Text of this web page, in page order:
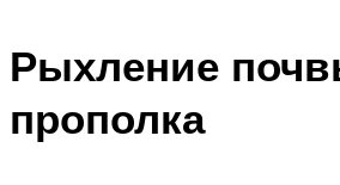
Рыхление
прополка